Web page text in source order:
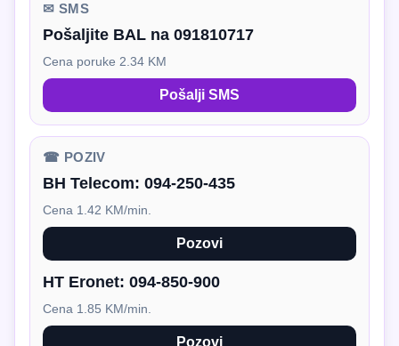
✉ SMS
Pošaljite BAL na 091810717
Cena poruke 2.34 KM
Pošalji SMS
☎ POZIV
BH Telecom: 094-250-435
Cena 1.42 KM/min.
Pozovi
HT Eronet: 094-850-900
Cena 1.85 KM/min.
Pozovi